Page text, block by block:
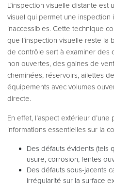
L’inspection visuelle distante
visuel qui permet une inspection
inaccessibles. Cette technique
que l’inspection visuelle reste la
de contrôle sert à examiner des
non ouvertes, des gaines de
cheminées, réservoirs, ailettes
équipements avec volumes
directe.
En effet, l’aspect extérieur
informations essentielles sur la
Des défauts évidents (tels
usure, corrosion, fentes
Des défauts sous-jacents
irrégularité sur la surface